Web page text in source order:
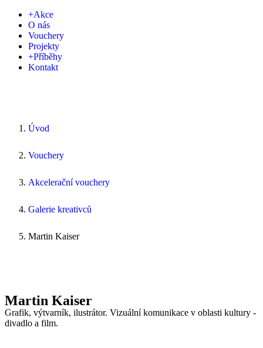
+Akce
O nás
Vouchery
Projekty
+Příběhy
Kontakt
Úvod
Vouchery
Akcelerační vouchery
Galerie kreativců
Martin Kaiser
Martin Kaiser
Grafik, výtvarník, ilustrátor. Vizuální komunikace v oblasti kultury -
divadlo a film.